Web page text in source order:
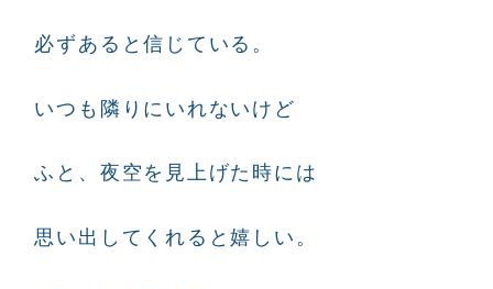
必ずあると信じている。
いつも隣りにいれないけど
ふと、夜空を見上げた時には
思い出してくれると嬉しい。